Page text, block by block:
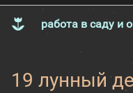
работа в саду и
19 лунный